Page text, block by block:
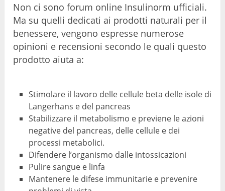
Non ci sono forum online Insulinorm ufficiali.
Ma su quelli dedicati ai prodotti naturali per il
benessere, vengono espresse numerose
opinioni e recensioni secondo le quali questo
prodotto aiuta a:
Stimolare il lavoro delle cellule beta delle isole di
Langerhans e del pancreas
Stabilizzare il metabolismo e previene le azioni
negative del pancreas, delle cellule e dei
processi metabolici.
Difendere l’organismo dalle intossicazioni
Pulire sangue e linfa
Mantenere le difese immunitarie e prevenire